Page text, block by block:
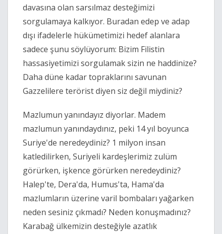
davasına olan sarsılmaz desteğimizi
sorgulamaya kalkıyor. Buradan edep ve adap
dışı ifadelerle hükümetimizi hedef alanlara
sadece şunu söylüyorum: Bizim Filistin
hassasiyetimizi sorgulamak sizin ne haddinize?
Daha düne kadar topraklarını savunan
Gazzelilere terörist diyen siz değil miydiniz?
Mazlumun yanındayız diyorlar. Madem
mazlumun yanındaydınız, peki 14 yıl boyunca
Suriye'de neredeydiniz? 1 milyon insan
katledilirken, Suriyeli kardeşlerimiz zulüm
görürken, işkence görürken neredeydiniz?
Halep'te, Dera'da, Humus'ta, Hama'da
mazlumların üzerine varil bombaları yağarken
neden sesiniz çıkmadı? Neden konuşmadınız?
Karabağ ülkemizin desteğiyle azatlık